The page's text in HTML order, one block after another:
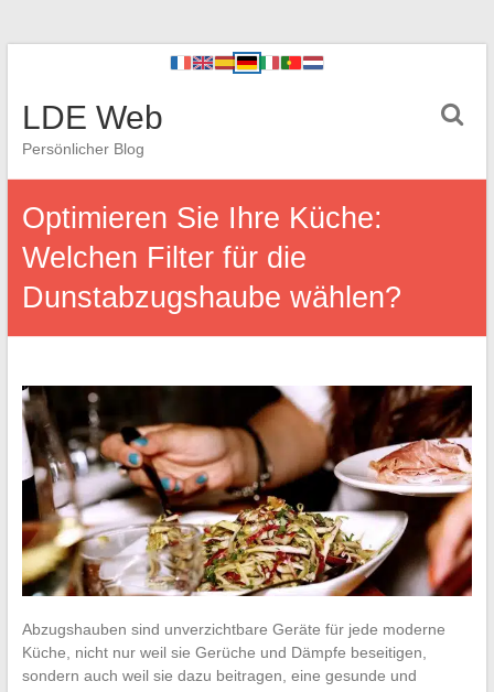
LDE Web
Persönlicher Blog
Optimieren Sie Ihre Küche:
Welchen Filter für die
Dunstabzugshaube wählen?
Abzugshauben sind unverzichtbare Geräte für jede moderne
Küche, nicht nur weil sie Gerüche und Dämpfe beseitigen,
sondern auch weil sie dazu beitragen, eine gesunde und